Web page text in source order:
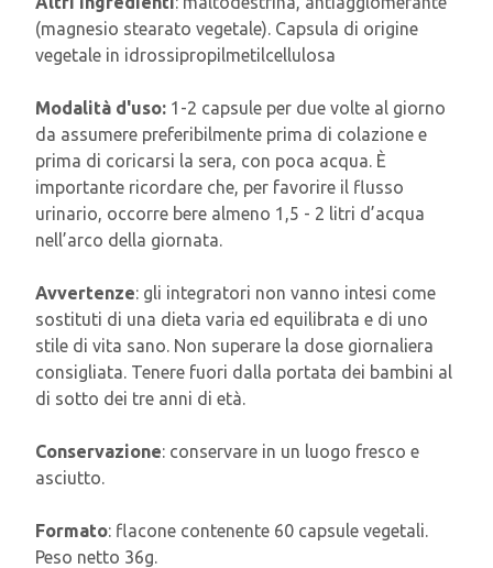
(magnesio stearato vegetale). Capsula di origine
vegetale in idrossipropilmetilcellulosa
Modalità d'uso: 1-2 capsule per due volte al giorno
da assumere preferibilmente prima di colazione e
prima di coricarsi la sera, con poca acqua. È
importante ricordare che, per favorire il flusso
urinario, occorre bere almeno 1,5 - 2 litri d’acqua
nell’arco della giornata.
Avvertenze: gli integratori non vanno intesi come
sostituti di una dieta varia ed equilibrata e di uno
stile di vita sano. Non superare la dose giornaliera
consigliata. Tenere fuori dalla portata dei bambini al
di sotto dei tre anni di età.
Conservazione: conservare in un luogo fresco e
asciutto.
Formato: flacone contenente 60 capsule vegetali.
Peso netto 36g.